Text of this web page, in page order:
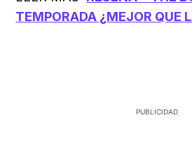
TEMPORADA ¿MEJOR QUE